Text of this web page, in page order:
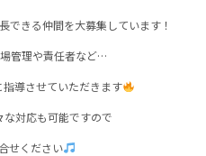
できる仲間を大募集しています！
管理や責任者など…
導させていただきます
対応も可能ですので
せください